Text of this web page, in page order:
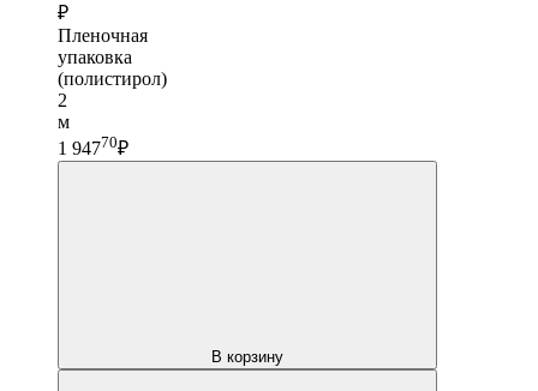
₽
Пленочная
упаковка
(полистирол)
2
м
1 94770₽
В корзину